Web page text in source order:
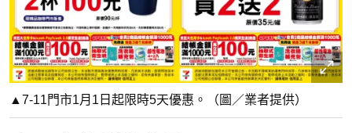
▲7-11門市1月1日起限時5天優惠。（圖／業者提供）